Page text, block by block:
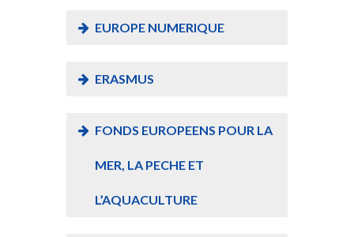
EUROPE NUMERIQUE
ERASMUS
FONDS EUROPEENS POUR LA
MER, LA PECHE ET
L’AQUACULTURE